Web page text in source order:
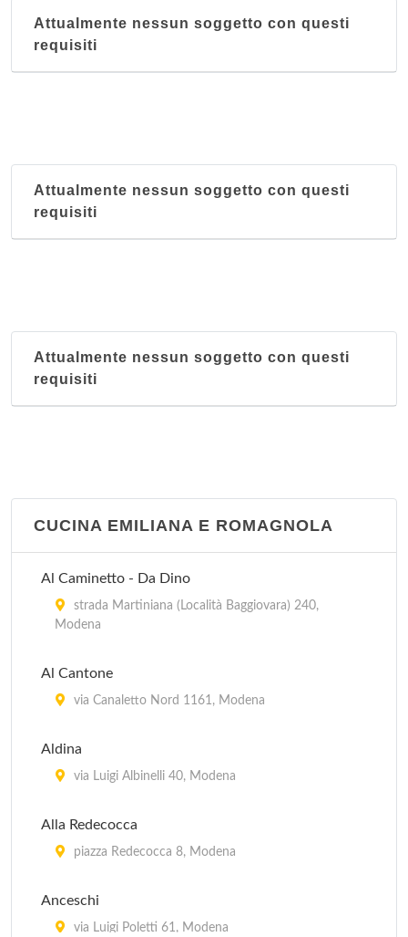
Attualmente nessun soggetto con questi
requisiti
Attualmente nessun soggetto con questi
requisiti
Attualmente nessun soggetto con questi
requisiti
CUCINA EMILIANA E ROMAGNOLA
Al Caminetto - Da Dino
strada Martiniana (Località Baggiovara) 240,
Modena
Al Cantone
via Canaletto Nord 1161, Modena
Aldina
via Luigi Albinelli 40, Modena
Alla Redecocca
piazza Redecocca 8, Modena
Anceschi
via Luigi Poletti 61, Modena